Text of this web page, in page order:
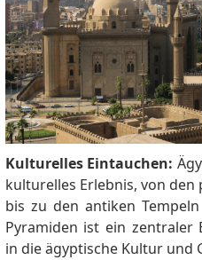
Kulturelles Eintauchen:
kulturelles Erlebnis, von den
bis zu den antiken
Pyramiden ist ein zentraler
in die ägyptische Kultur und